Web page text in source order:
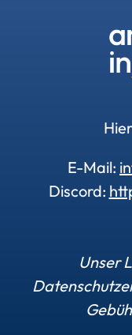
E-Mail:
Discord:
Unser